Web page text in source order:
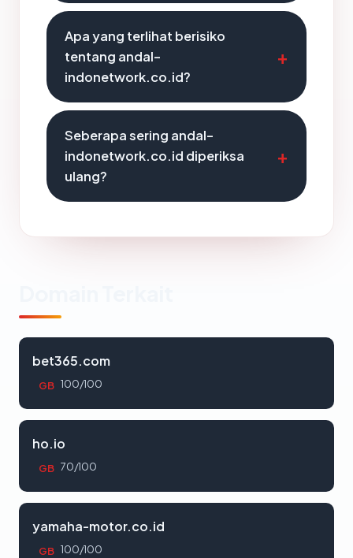
Apa yang terlihat berisiko
tentang andal-
indonetwork.co.id?
Seberapa sering andal-
indonetwork.co.id diperiksa
ulang?
bet365.com
GB 100/100
ho.io
GB 70/100
yamaha-motor.co.id
GB 100/100